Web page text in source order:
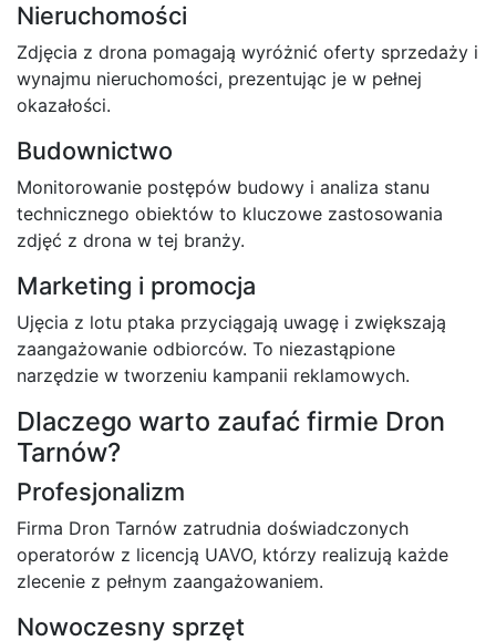
Nieruchomości
Zdjęcia z drona pomagają wyróżnić oferty sprzedaży i
wynajmu nieruchomości, prezentując je w pełnej
okazałości.
Budownictwo
Monitorowanie postępów budowy i analiza stanu
technicznego obiektów to kluczowe zastosowania
zdjęć z drona w tej branży.
Marketing i promocja
Ujęcia z lotu ptaka przyciągają uwagę i zwiększają
zaangażowanie odbiorców. To niezastąpione
narzędzie w tworzeniu kampanii reklamowych.
Dlaczego warto zaufać firmie Dron
Tarnów?
Profesjonalizm
Firma Dron Tarnów zatrudnia doświadczonych
operatorów z licencją UAVO, którzy realizują każde
zlecenie z pełnym zaangażowaniem.
Nowoczesny sprzęt